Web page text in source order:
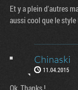
Et y a plein d'autres
aussi cool que le style
Chinaski
11.04.2015
Ok, Thanks !